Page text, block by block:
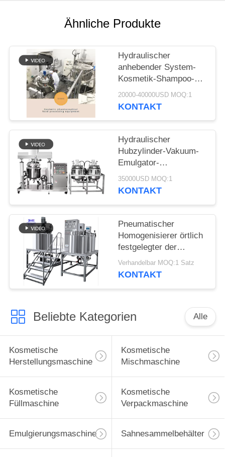
SITEMAP
PRIVACY
POLICY
Ähnliche Produkte
Hydraulischer
anhebender System-
Kosmetik-Shampoo-
Emulsionsmittel-
Homogenisierer-
20000-40000USD MOQ:1
KONTAKT
Hydraulischer
Hubzylinder-Vakuum-
Emulgator-
Homogenisator für
homogene Mischung
35000USD MOQ:1
KONTAKT
Pneumatischer
Homogenisierer örtlich
festgelegter der
Vakuumhomogenisierer-
Emulgierungsmaschine
Verhandelbar MOQ:1 Satz
KONTAKT
Beliebte Kategorien Alle
Kosmetische
Herstellungsmaschine
Kosmetische
Mischmaschine
Kosmetische
Füllmaschine
Kosmetische
Verpackmaschine
Emulgierungsmaschine Sahnesammelbehälter